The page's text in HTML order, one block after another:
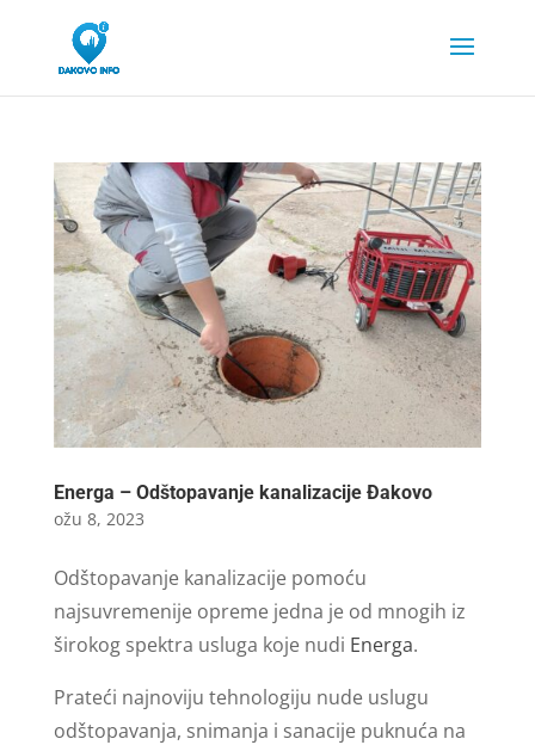
Energa – Odštopavanje kanalizacije Đakovo
ožu 8, 2023
Odštopavanje kanalizacije pomoću
najsuvremenije opreme jedna je od mnogih iz
širokog spektra usluga koje nudi Energa.
Prateći najnoviju tehnologiju nude uslugu
odštopavanja, snimanja i sanacije puknuća na